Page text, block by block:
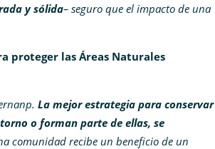
y sólida– seguro que el impacto de una
proteger las Áreas Naturales
La mejor estrategia para conservar
o forman parte de ellas, se
comunidad recibe un beneficio de un